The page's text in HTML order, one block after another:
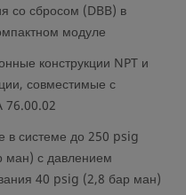
со сбросом (DBB) в
модуле
конструкции NPT и
совместимые с
76.00.02
в системе до 250 psig
ман) с давлением
40 psig (2,8 бар ман)